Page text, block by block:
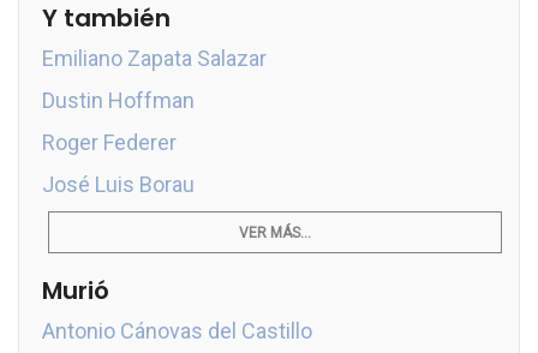
Y también
Emiliano Zapata Salazar
Dustin Hoffman
Roger Federer
José Luis Borau
VER MÁS...
Murió
Antonio Cánovas del Castillo